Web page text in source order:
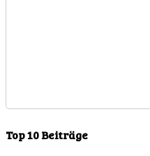
Top 10 Beiträge